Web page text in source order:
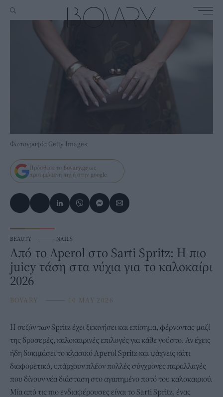
Φωτογραφία Getty Images
Πρόσθεσε το Bovary.gr ως
προτιμώμενη πηγή στην google
BEAUTY ⸻ NAILS
Από το Aperol στο Sarti Spritz: Η πιο
juicy τάση στα νύχια για το καλοκαίρι
2026
BOVARY ⸻ 10 MAY 2026
Η σεζόν των Spritz έχει ξεκινήσει και επίσημα, φέρνοντας μαζί
της δροσερές, καλοκαιρινές επιλογές για κάθε γούστο. Αν έχεις
ήδη δοκιμάσει το κλασικό Aperol Spritz και ψάχνεις κάτι
διαφορετικό, υπάρχουν πλέον πολλές σύγχρονες παραλλαγές
που δίνουν νέα διάσταση στο αγαπημένο ποτό του καλοκαιριού.
Μία από τις πιο ενδιαφέρουσες είναι το Sarti Spritz, ένας